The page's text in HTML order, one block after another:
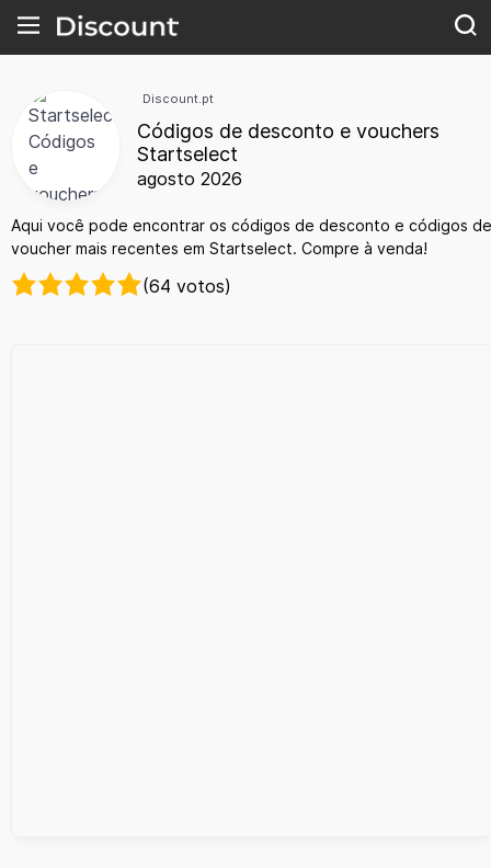
Discount.pt
Códigos de desconto e vouchers
Startselect
agosto 2026
Aqui você pode encontrar os códigos de desconto e códigos de
voucher mais recentes em Startselect. Compre à venda!
(64 votos)